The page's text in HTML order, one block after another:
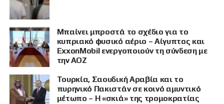
Μπαίνει μπροστά το σχέδιο για το
κυπριακό φυσικό αέριο – Αίγυπτος και
ExxonMobil ενεργοποιούν τη σύνδεση με
την ΑΟΖ
Τουρκία, Σαουδική Αραβία και το
πυρηνικό Πακιστάν σε κοινό αμυντικό
μέτωπο – Η «σκιά» της τρομοκρατίας